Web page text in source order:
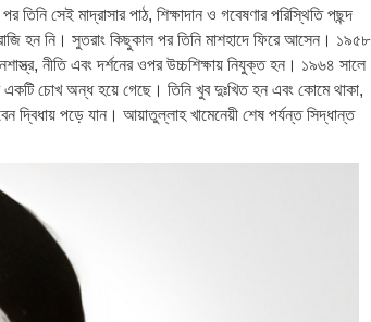
তিনি সেই মাদ্রাসার পাঠ, শিক্ষাদান ও গবেষণার পরিস্থিতি পছন্দ
হন নি। সুতরাং কিছুকাল পর তিনি মাশহাদে ফিরে আসেন। ১৯৫৮
নীতি এবং দর্শনের ওপর উচ্চশিক্ষায় নিযুক্ত হন। ১৯৬৪ সালে
একটি চোখ অন্ধ হয়ে গেছে। তিনি খুব দুঃখিত হন এবং কোমে থাকা,
দ্বিধায় পড়ে যান। আয়াতুল্লাহ খামেনেয়ী শেষ পর্যন্ত সিদ্ধান্ত